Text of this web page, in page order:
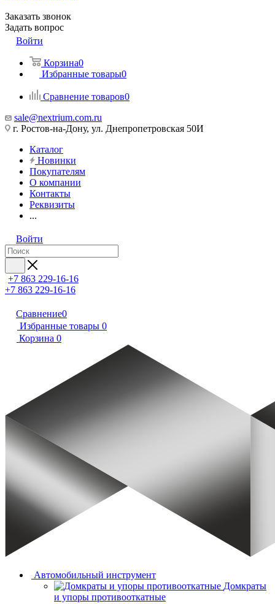
Заказать звонок
Задать вопрос
Войти
Корзина0
Избранные товары0
Сравнение товаров0
sale@nextrium.com.ru
г. Ростов-на-Дону, ул. Днепропетровская 50И
Каталог
Новинки
Покупателям
О компании
Контакты
Реквизиты
...
Войти
+7 863 229-16-16
+7 863 229-16-16
Сравнение0
Избранные товары 0
Корзина 0
Автомобильный инструмент
Домкраты
и упоры противооткатные